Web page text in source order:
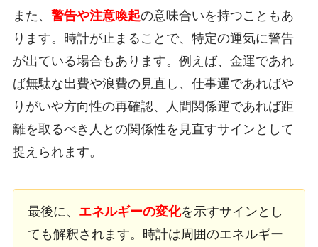
また、 警告や注意喚起の意味合いを持つこともあ
ります。時計が止まることで、特定の運気に警告
が出ている場合もあります。例えば、金運であれ
ば無駄な出費や浪費の見直し、仕事運であればや
りがいや方向性の再確認、人間関係運であれば距
離を取るべき人との関係性を見直すサインとして
捉えられます。
最後に、 エネルギーの変化を示すサインとし
ても解釈されます。時計は周囲のエネルギー